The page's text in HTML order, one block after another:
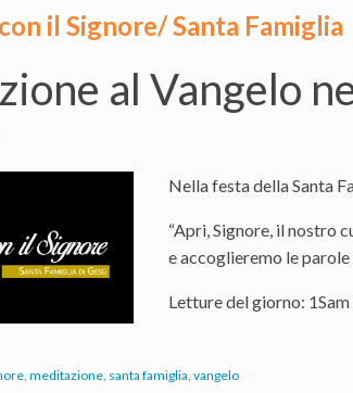
il Signore/ Santa Famiglia
al Vangelo
Nella festa della Santa
“Apri, Signore, il nostro
e accoglieremo le
Letture del giorno:
meditazione santa famiglia vangelo